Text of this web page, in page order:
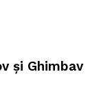
și Ghimbav